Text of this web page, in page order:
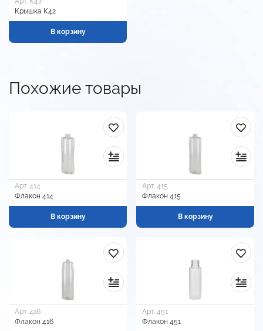
Крышка К42
В корзину
Похожие товары
Арт. 414
Флакон 414
В корзину
Арт. 415
Флакон 415
В корзину
Арт. 416
Флакон 416
Арт. 451
Флакон 451